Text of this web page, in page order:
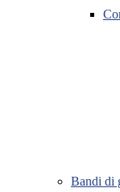
Bandi di